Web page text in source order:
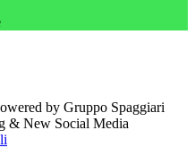
by Gruppo Spaggiari
& New Social Media